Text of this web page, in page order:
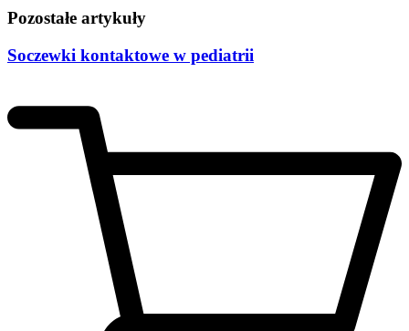
Pozostałe artykuły
Soczewki kontaktowe w pediatrii